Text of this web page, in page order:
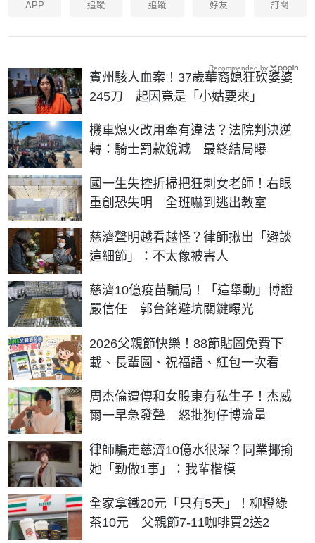
APP 追蹤 追蹤 好友 訂閱
賓州駭人血案！37歲華裔媳狂砍婆婆
245刀 起因竟是「小姑要來」
機車熄火改用牽有違法？法院判決逆
轉：騎士罰款銳減 最終結局曝
國一生失控折掃把狂刺女老師！右眼
重創恐失明 全班嚇到逃出教室
慈濟聲明越看越怪？律師揪出「避談
這細節」：不太像被害人
慈濟10億疫苗騙局！「這舉動」博證
嚴信任 郭台銘避坑關鍵曝光
2026父親節快樂！88節貼圖免費下
載、長輩圖、祝福語、紅包一次看
周杰倫遭傳和女股東有私生子！杰威
爾一早急發聲 怒批狗仔博流量
律師騙走慈濟10億水很深？同業揶揄
她「勤做1事」：我輩楷模
全家拿鐵20元「只有5天」！柳橙綠
茶10元 父親節7-11咖啡買2送2
Recommended by